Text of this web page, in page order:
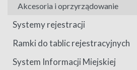
Akcesoria i oprzyrządowanie
Systemy rejestracji
Ramki do tablic rejestracyjnych
System Informacji Miejskiej